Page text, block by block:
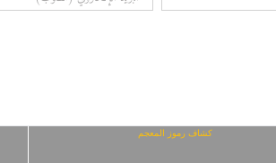
كشاف رموز المعجم